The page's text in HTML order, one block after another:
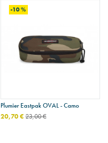
-10 %
Plumier Eastpak OVAL - Camo
20,70 €23,00 €